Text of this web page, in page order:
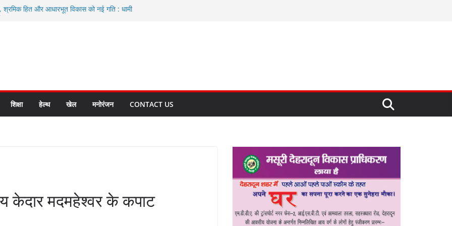
श्रमिक हित और आधारभूत विकास को नई गति : धामी
रहें अधिकारी: सीईओ
योजनाओं के लिए 80 करोड़ रुपए
वर्षा की संभावना, अलर्ट!
शिक्षा हेल्थ खेल मनोरंजन CONTACT US
केदार मदमहेश्वर के कपाट